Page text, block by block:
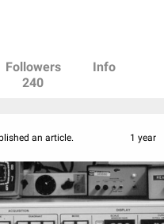
Followers
240
Info
an article. 1 year